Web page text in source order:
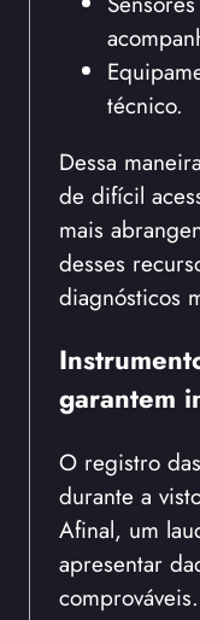
técnico.
Dessa
de difícil
mais
desses
diagnósticos
garantem
O registro
durante a
Afinal, um
apresentar
comprováveis.